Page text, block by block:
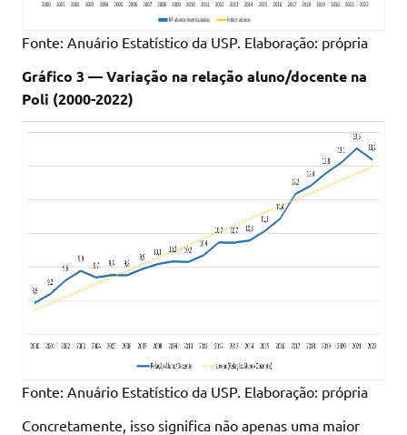
Fonte: Anuário Estatístico da USP. Elaboração: própria
Gráfico 3 — Variação na relação aluno/docente na
Poli (2000-2022)
Fonte: Anuário Estatístico da USP. Elaboração: própria
Concretamente, isso significa não apenas uma maior